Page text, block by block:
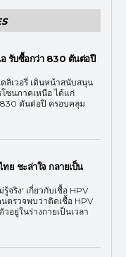
อ รับซื้อกว่า 830 ตันต่อปี
ดลิเวอรี่ เดินหน้าสนับสนุน
โซนภาคเหนือ ได้แก่
830 ตันต่อปี ครอบคลุม
ย ชะล่าใจ กลายเป็น
จริง' เกี่ยวกับเชื้อ HPV
ตรวจพบว่าติดเชื้อ HPV
อยู่ในร่างกายเป็นเวลา